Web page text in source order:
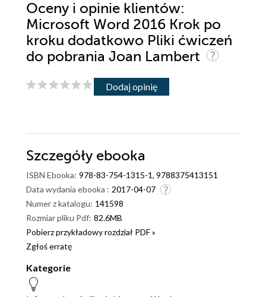
Oceny i opinie klientów:
Microsoft Word 2016 Krok po
kroku dodatkowo Pliki ćwiczeń
do pobrania Joan Lambert
Dodaj opinię
Szczegóły ebooka
ISBN Ebooka: 978-83-754-1315-1, 9788375413151
Data wydania ebooka : 2017-04-07
Numer z katalogu: 141598
Rozmiar pliku Pdf: 82.6MB
Pobierz przykładowy rozdział PDF »
Zgłoś erratę
Kategorie